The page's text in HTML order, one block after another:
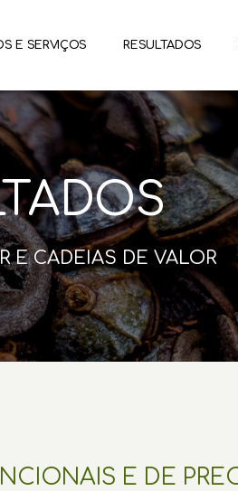
E SERVIÇOS RESULTADOS
E CADEIAS DE VALOR
E DE